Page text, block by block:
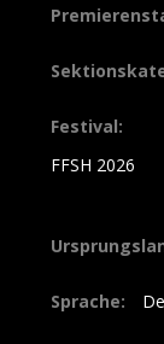
Festival:
FFSH 2026
Sprache: